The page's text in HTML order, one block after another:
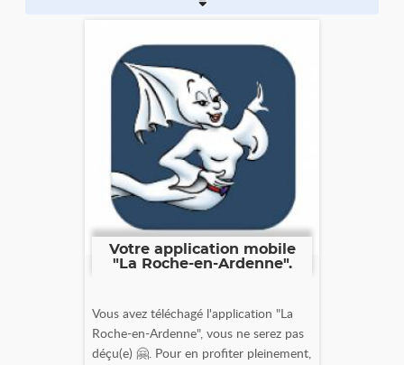
Votre application mobile
"La Roche-en-Ardenne".
Vous avez téléchagé l'application "La
Roche-en-Ardenne", vous ne serez pas
déçu(e) 🤗. Pour en profiter pleinement,